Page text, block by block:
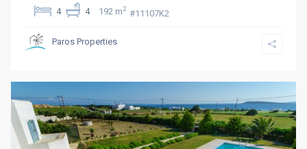
4 4 192 m2 #11107K2
Paros Properties